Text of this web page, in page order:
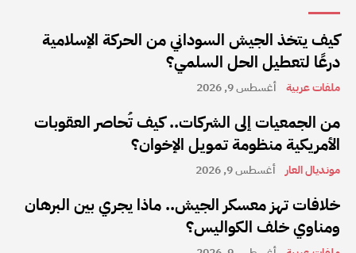
كيف يتخذ الجيش السوداني من الحركة الإسلامية
درعًا لتعطيل الحل السلمي؟
ملفات عربية أغسطس 9, 2026
من الجمعيات إلى الشركات.. كيف تُحاصر العقوبات
الأمريكية منظومة تمويل الإخوان؟
مونديال العار أغسطس 9, 2026
خلافات تهز معسكر الجيش.. ماذا يجري بين البرهان
ومناوي خلف الكواليس؟